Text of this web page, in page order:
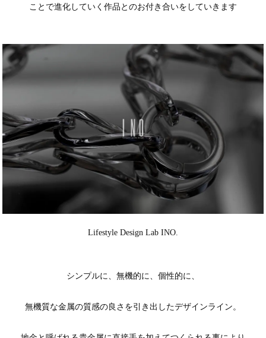
ことで進化していく作品とのお付き合いをしていきます
Lifestyle Design Lab INO.
シンプルに、無機的に、個性的に、
無機質な金属の質感の良さを引き出したデザインライン。